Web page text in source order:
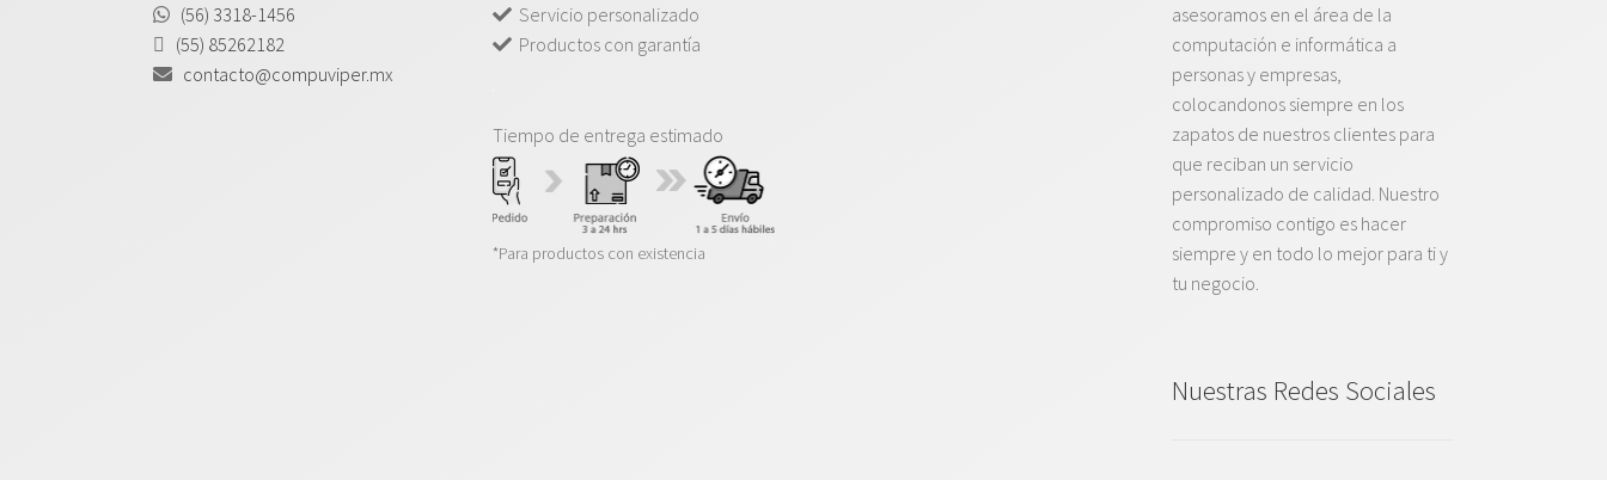
(56) 3318-1456
(55) 85262182
contacto@compuviper.mx
Servicio personalizado
Productos con garantía
Tiempo de entrega estimado
*Para productos con existencia
asesoramos en el área de la
computación e informática a
personas y empresas,
colocandonos siempre en los
zapatos de nuestros clientes para
que reciban un servicio
personalizado de calidad. Nuestro
compromiso contigo es hacer
siempre y en todo lo mejor para ti y
tu negocio.
Nuestras Redes Sociales